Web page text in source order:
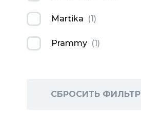
Martika (1)
Prammy (1)
СБРОСИТЬ ФИЛЬТР